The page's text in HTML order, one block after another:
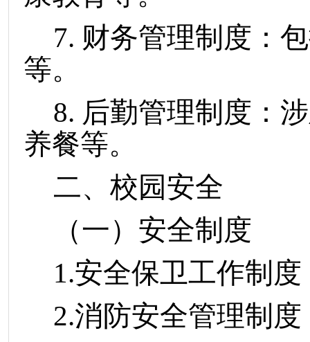
7. 财务管理制度：
等。
8. 后勤管理制度：
养餐等。
二、校园安全
（一）安全制度
1.安全保卫工作制度
2.消防安全管理制度